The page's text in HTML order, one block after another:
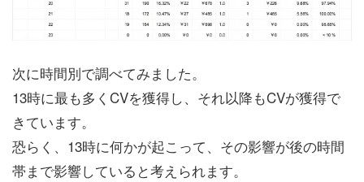
次に時間別で調べてみました。
13時に最も多くCVを獲得し、それ以降もCVが獲得で
きています。
恐らく、13時に何かが起こって、その影響が後の時間
帯まで影響していると考えられます。